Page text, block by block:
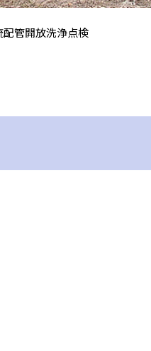
配管開放洗浄点検